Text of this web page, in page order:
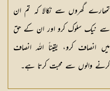
تمھارے گھروں سے نکالا کہ تم ان
سے نیک سلوک کرو اور ان کے حق
میں انصاف کرو، یقیناً اللہ انصاف
کرنے والوں سے محبت کرتا ہے۔